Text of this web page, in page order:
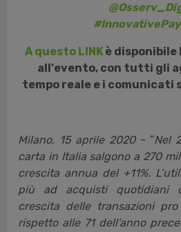
A questo LINK è disponibile
all'evento, con tutti gli
tempo reale e i comunicati
Milano, 15 aprile 2020- “Nel
carta in Italia salgono a 270
crescita annua del +11%.
più ad acquisti quotidiani
crescita delle transazioni
rispetto alle 71 dell’anno